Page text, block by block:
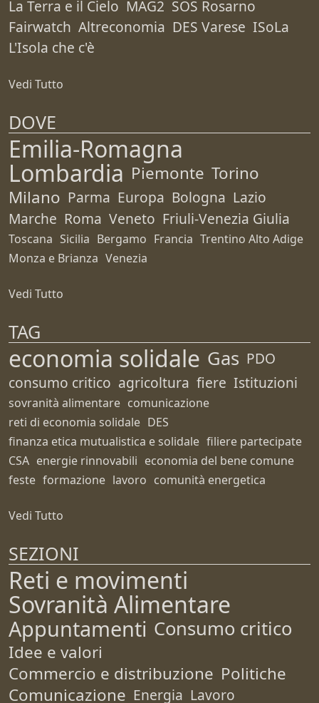
La Terra e il Cielo MAG2 SOS Rosarno
Fairwatch Altreconomia DES Varese ISoLa
L'Isola che c'è
Vedi Tutto
DOVE
Emilia-Romagna
Lombardia Piemonte Torino
Milano Parma Europa Bologna Lazio
Marche Roma Veneto Friuli-Venezia Giulia
Toscana Sicilia Bergamo Francia Trentino Alto Adige
Monza e Brianza Venezia
Vedi Tutto
TAG
economia solidale Gas PDO
consumo critico agricoltura fiere Istituzioni
sovranità alimentare comunicazione
reti di economia solidale DES
finanza etica mutualistica e solidale filiere partecipate
CSA energie rinnovabili economia del bene comune
feste formazione lavoro comunità energetica
Vedi Tutto
SEZIONI
Reti e movimenti
Sovranità Alimentare
Appuntamenti Consumo critico
Idee e valori
Commercio e distribuzione Politiche
Comunicazione Energia Lavoro